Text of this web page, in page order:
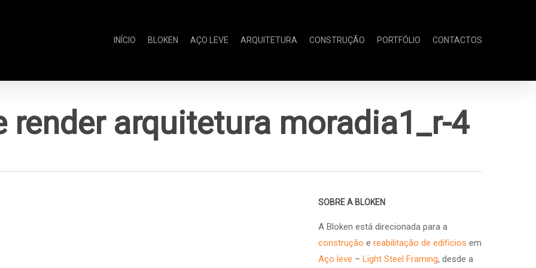
INÍCIO BLOKEN AÇO LEVE ARQUITETURA CONSTRUÇÃO PORTFÓLIO CONTACTOS
render arquitetura moradia1_r-4
SOBRE A BLOKEN
A Bloken está direcionada para a
construção ereabilitação de edifícios em
Aço leve –Light Steel Framing, desde a